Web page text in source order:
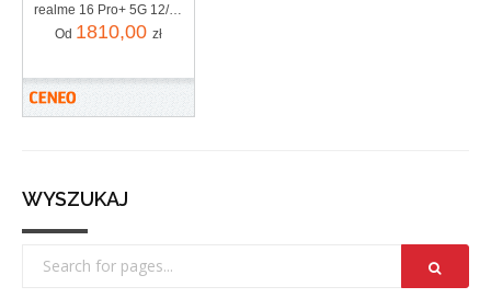
realme 16 Pro+ 5G 12/512GB Szary
Od 1810,00 zł
WYSZUKAJ